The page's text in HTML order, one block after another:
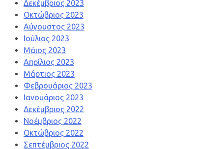
Δεκέμβριος 2023
Οκτώβριος 2023
Αύγουστος 2023
Ιούλιος 2023
Μάιος 2023
Απρίλιος 2023
Μάρτιος 2023
Φεβρουάριος 2023
Ιανουάριος 2023
Δεκέμβριος 2022
Νοέμβριος 2022
Οκτώβριος 2022
Σεπτέμβριος 2022